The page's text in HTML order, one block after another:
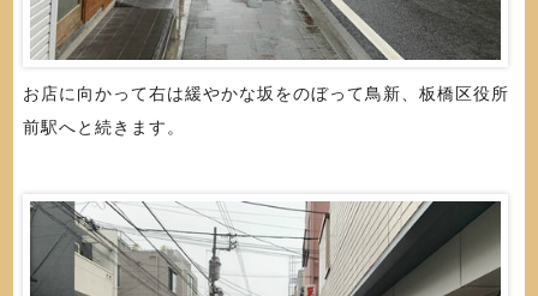
お店に向かって右は緩やかな坂をのぼって鳥新、板橋区役所
前駅へと続きます。